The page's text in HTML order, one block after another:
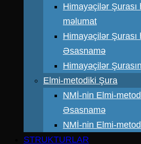
Himayəçilər Şurası
məlumat
Himayəçilər Şurası
Əsasnamə
Himayəçilər
Elmi-metodiki Şura
NMİ-nin Elmi-
Əsasnamə
NMİ-nin Elmi-
STRUKTURLAR